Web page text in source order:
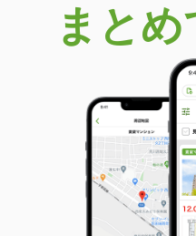
まとめ